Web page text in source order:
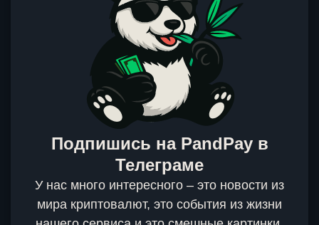
Подпишись на PandPay в
Телеграме
У нас много интересного – это новости из
мира криптовалют, это события из жизни